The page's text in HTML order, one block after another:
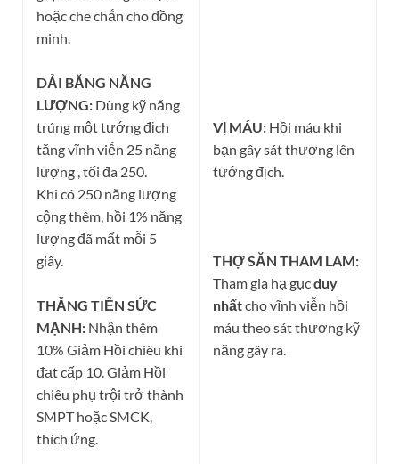
hoặc che chắn cho đồng
minh.
DẢI BĂNG NĂNG
LƯỢNG: Dùng kỹ năng
trúng một tướng địch
tăng vĩnh viễn 25 năng
lượng , tối đa 250.
Khi có 250 năng lượng
cộng thêm, hồi 1% năng
lượng đã mất mỗi 5
giây.
THĂNG TIẾN SỨC
MẠNH: Nhận thêm
10% Giảm Hồi chiêu khi
đạt cấp 10. Giảm Hồi
chiêu phụ trội trở thành
SMPT hoặc SMCK,
thích ứng.
VỊ MÁU: Hồi máu khi
bạn gây sát thương lên
tướng địch.
THỢ SĂN THAM LAM:
Tham gia hạ gụcduy
nhấtcho vĩnh viễn hồi
máu theo sát thương kỹ
năng gây ra.